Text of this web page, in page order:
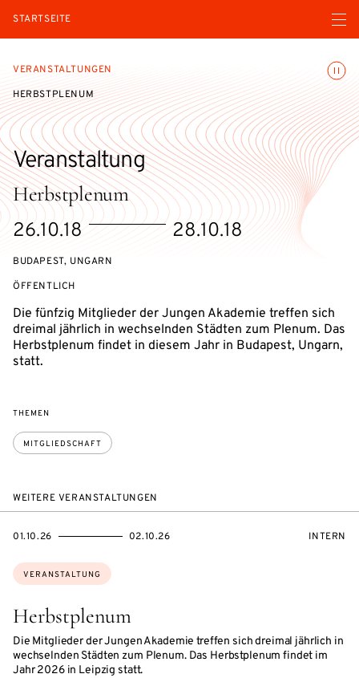
STARTSEITE Menü
VERANSTALTUNGEN
HERBSTPLENUM
Herbstplenum
Veranstaltung
eventBeginsOn
26.10.18
eventEndsOn 28.10.18
BUDAPEST, UNGARN
VERANSTALTUNGSZUGANG:
ÖFFENTLICH
Die fünfzig Mitglieder der Jungen Akademie treffen sich
dreimal jährlich in wechselnden Städten zum Plenum. Das
Herbstplenum findet in diesem Jahr in Budapest, Ungarn,
statt.
THEMEN
MITGLIEDSCHAFT
WEITERE VERANSTALTUNGEN
Herbstplenum
Die Mitglieder der Jungen Akademie treffen sich dreimal jährlich in
wechselnden Städten zum Plenum. Das Herbstplenum findet im
Jahr 2026 in Leipzig statt.
Themen:
VERANSTALTUNG
EVENTBEGINSON
01.10.26
EVENTENDSON 02.10.26 INTERN